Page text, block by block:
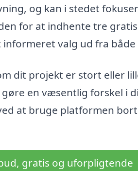
og kan i stedet
for at indhente tre
valg ud fra både
dit projekt er stort eller
en væsentlig forskel i
at bruge platformen
gratis og uforpligtende